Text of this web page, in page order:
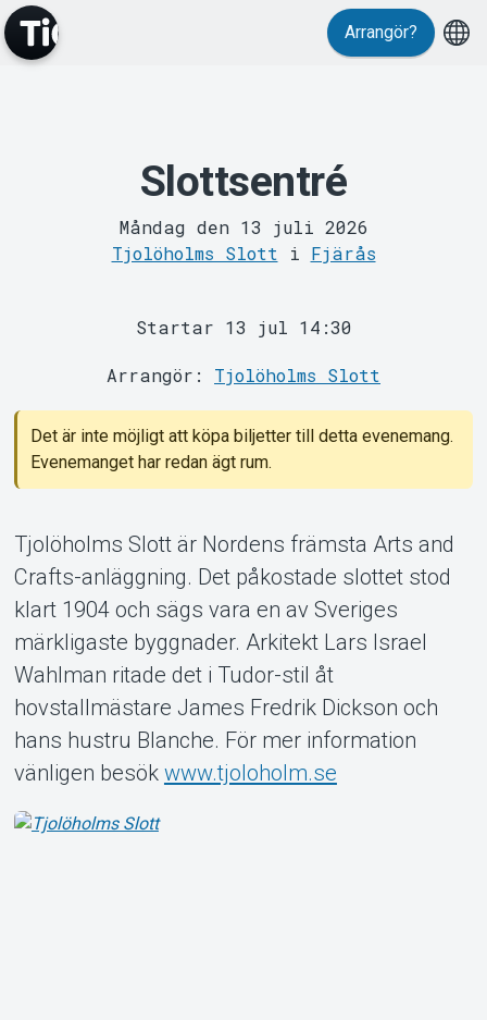
MyTickster
Support
Om Tickster
Arrangör?
Slottsentré
Måndag den 13 juli 2026
Tjolöholms Slott i Fjärås
Startar 13 jul 14:30
Arrangör: Tjolöholms Slott
Det är inte möjligt att köpa biljetter till detta evenemang.
Evenemanget har redan ägt rum.
Tjolöholms Slott är Nordens främsta Arts and
Crafts-anläggning. Det påkostade slottet stod
klart 1904 och sägs vara en av Sveriges
märkligaste byggnader. Arkitekt Lars Israel
Wahlman ritade det i Tudor-stil åt
hovstallmästare James Fredrik Dickson och
hans hustru Blanche. För mer information
vänligen besök www.tjoloholm.se